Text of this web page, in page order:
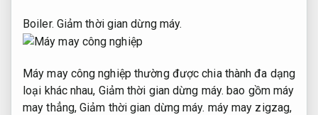
Boiler. Giảm thời gian dừng máy.
Máy may công nghiệp thường được chia thành đa dạng
loại khác nhau, Giảm thời gian dừng máy. bao gồm máy
may thẳng,Giảm thời gian dừng máy. máy may zigzag,